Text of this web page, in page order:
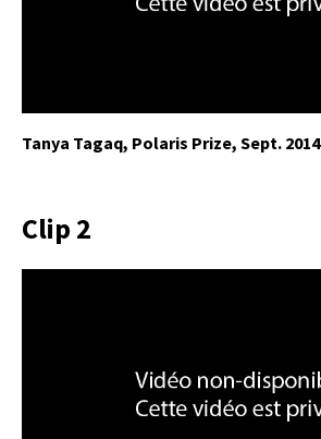
Tanya Tagaq, Polaris Prize, Sept. 2014
Clip 2